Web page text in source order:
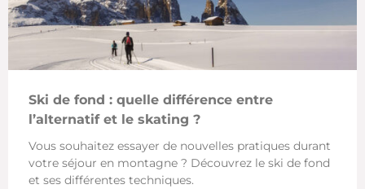
Ski de fond : quelle différence entre
l’alternatif et le skating ?
Vous souhaitez essayer de nouvelles pratiques durant
votre séjour en montagne ? Découvrez le ski de fond
et ses différentes techniques.